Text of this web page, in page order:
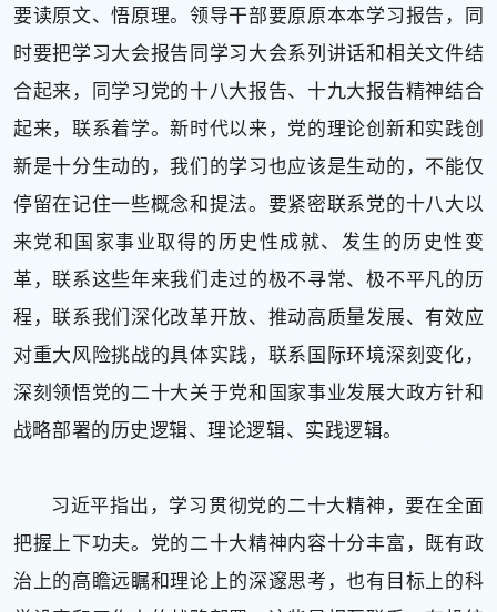
要读原文、悟原理。领导干部要原原本本学习报告，同
时要把学习大会报告同学习大会系列讲话和相关文件结
合起来，同学习党的十八大报告、十九大报告精神结合
起来，联系着学。新时代以来，党的理论创新和实践创
新是十分生动的，我们的学习也应该是生动的，不能仅
停留在记住一些概念和提法。要紧密联系党的十八大以
来党和国家事业取得的历史性成就、发生的历史性变
革，联系这些年来我们走过的极不寻常、极不平凡的历
程，联系我们深化改革开放、推动高质量发展、有效应
对重大风险挑战的具体实践，联系国际环境深刻变化，
深刻领悟党的二十大关于党和国家事业发展大政方针和
战略部署的历史逻辑、理论逻辑、实践逻辑。
习近平指出，学习贯彻党的二十大精神，要在全面
把握上下功夫。党的二十大精神内容十分丰富，既有政
治上的高瞻远瞩和理论上的深邃思考，也有目标上的科